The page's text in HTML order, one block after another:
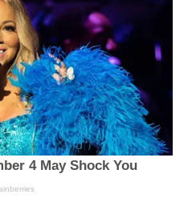
4 May Shock You